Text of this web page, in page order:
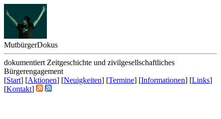
MutbürgerDokus
dokumentiert Zeitgeschichte und zivilgesellschaftliches
Bürgerengagement
[Start] [Aktionen] [Neuigkeiten] [Termine] [Informationen] [Links]
[Kontakt]